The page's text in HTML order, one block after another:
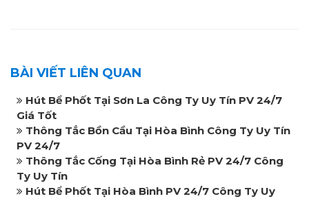
BÀI VIẾT LIÊN QUAN
Hút Bể Phốt Tại Sơn La Công Ty Uy Tín PV 24/7
Giá Tốt
Thông Tắc Bồn Cầu Tại Hòa Bình Công Ty Uy Tín
PV 24/7
Thông Tắc Cống Tại Hòa Bình Rẻ PV 24/7 Công
Ty Uy Tín
Hút Bể Phốt Tại Hòa Bình PV 24/7 Công Ty Uy